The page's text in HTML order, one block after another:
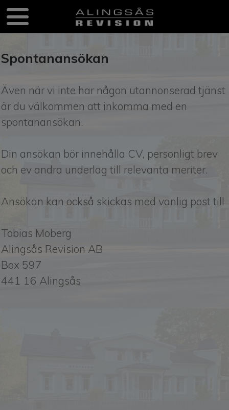
Spontanansökan
Även när vi inte har någon utannonserad tjänst
är du välkommen att inkomma med en
spontanansökan.
Din ansökan bör innehålla CV, personligt brev
och ev andra underlag till relevanta meriter.
Ansökan kan också skickas med vanlig post till
Tobias Moberg
Alingsås Revision AB
Box 597
441 16 Alingsås